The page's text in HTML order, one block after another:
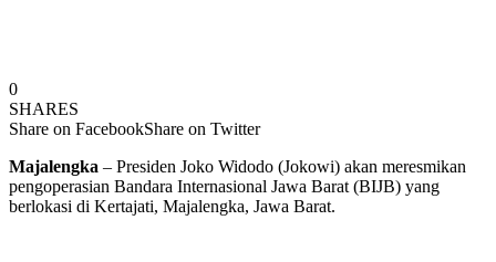
0
SHARES
Share on FacebookShare on Twitter
Majalengka – Presiden Joko Widodo (Jokowi) akan meresmikan
pengoperasian Bandara Internasional Jawa Barat (BIJB) yang
berlokasi di Kertajati, Majalengka, Jawa Barat.